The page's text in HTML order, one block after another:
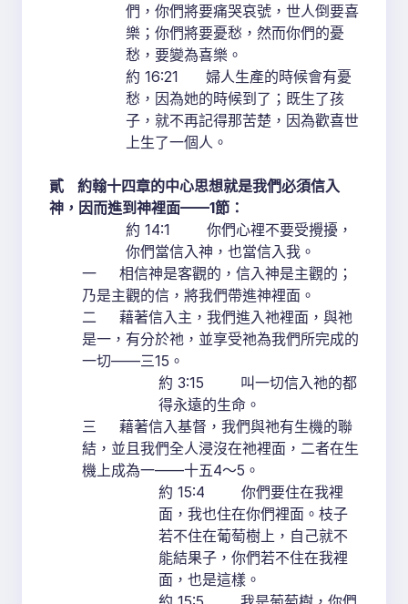
們，你們將要痛哭哀號，世人倒要喜
樂；你們將要憂愁，然而你們的憂
愁，要變為喜樂。
約 16:21 婦人生產的時候會有憂
愁，因為她的時候到了；既生了孩
子，就不再記得那苦楚，因為歡喜世
上生了一個人。
貳
約翰十四章的中心思想就是我們必須信入
神，因而進到神裡面——1節：
約 14:1 你們心裡不要受攪擾，
你們當信入神，也當信入我。
一 相信神是客觀的，信入神是主觀的；
乃是主觀的信，將我們帶進神裡面。
二 藉著信入主，我們進入祂裡面，與祂
是一，有分於祂，並享受祂為我們所完成的
一切——三15。
約 3:15 叫一切信入祂的都
得永遠的生命。
三 藉著信入基督，我們與祂有生機的聯
結，並且我們全人浸沒在祂裡面，二者在生
機上成為一——十五4～5。
約 15:4 你們要住在我裡
面，我也住在你們裡面。枝子
若不住在葡萄樹上，自己就不
能結果子，你們若不住在我裡
面，也是這樣。